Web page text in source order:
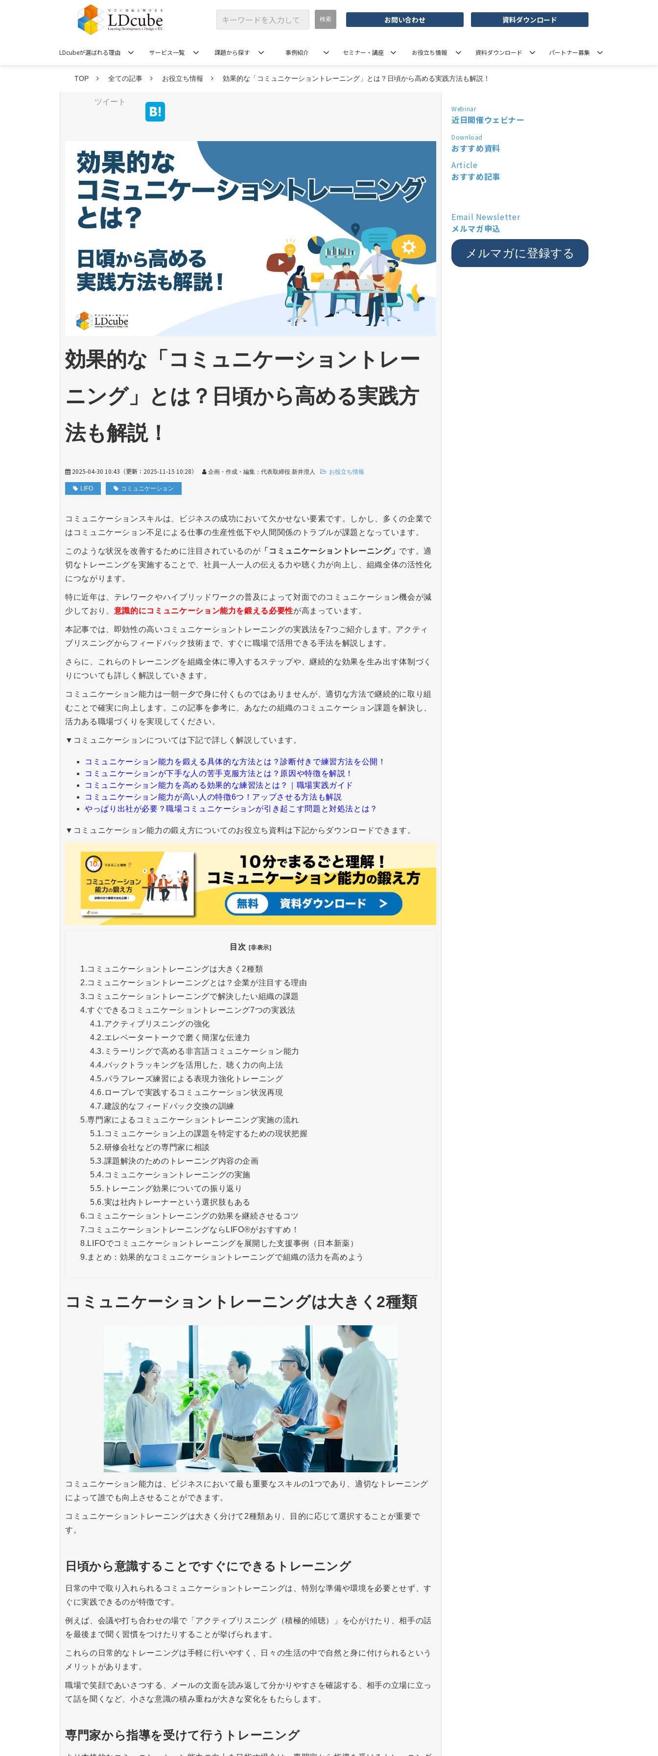
お問い合わせ 資料ダウンロード
LDcubeが選ばれる理由 サービス一覧 課題から探す 事例紹介 セミナー・講座 お役立ち情報 資料ダウンロード パートナー募集
TOP 全ての記事 お役立ち情報 効果的な「コミュニケーショントレーニング」とは？日頃から高める実践方法も解説！
ツイート
効果的な「コミュニケーショントレー
ニング」とは？日頃から高める実践方
法も解説！
2025-04-30 10:43 （更新： 2025-11-15 10:28） 企画・作成・編集：代表取締役 新井澄人 お役立ち情報
LIFO コミュニケーション
コミュニケーションスキルは、ビジネスの成功において欠かせない要素です。しかし、多くの企業で
はコミュニケーション不足による仕事の生産性低下や人間関係のトラブルが課題となっています。
このような状況を改善するために注目されているのが 「コミュニケーショントレーニング」 です。適
切なトレーニングを実施することで、社員一人一人の伝える力や聴く力が向上し、組織全体の活性化
につながります。
特に近年は、テレワークやハイブリッドワークの普及によって対面でのコミュニケーション機会が減
少しており、 意識的にコミュニケーション能力を鍛える必要性が高まっています。
本記事では、即効性の高いコミュニケーショントレーニングの実践法を7つご紹介します。アクティ
ブリスニングからフィードバック技術まで、すぐに職場で活用できる手法を解説します。
さらに、これらのトレーニングを組織全体に導入するステップや、継続的な効果を生み出す体制づく
りについても詳しく解説していきます。
コミュニケーション能力は一朝一夕で身に付くものではありませんが、適切な方法で継続的に取り組
むことで確実に向上します。この記事を参考に、あなたの組織のコミュニケーション課題を解決し、
活力ある職場づくりを実現してください。
▼コミュニケーションについては下記で詳しく解説しています。
コミュニケーション能力を鍛える具体的な方法とは？診断付きで練習方法を公開！
コミュニケーションが下手な人の苦手克服方法とは？原因や特徴を解説！
コミュニケーション能力を高める効果的な練習法とは？｜職場実践ガイド
コミュニケーション能力が高い人の特徴6つ！アップさせる方法も解説
やっぱり出社が必要？職場コミュニケーションが引き起こす問題と対処法とは？
▼コミュニケーション能力の鍛え方についてのお役立ち資料は下記からダウンロードできます。
目次 [非表示]
1.コミュニケーショントレーニングは大きく2種類
2.コミュニケーショントレーニングとは？企業が注目する理由
3.コミュニケーショントレーニングで解決したい組織の課題
4.すぐできるコミュニケーショントレーニング7つの実践法
4.1.アクティブリスニングの強化
4.2.エレベータートークで磨く簡潔な伝達力
4.3. ミラーリングで高める非言語コミュニケーション能力
4.4.バックトラッキングを活用した、聴く力の向上法
4.5.パラフレーズ練習による表現力強化トレーニング
4.6. ロープレで実践するコミュニケーション状況再現
4.7.建設的なフィードバック交換の訓練
5.専門家によるコミュニケーショントレーニング実施の流れ
5.1. コミュニケーション上の課題を特定するための現状把握
5.2.研修会社などの専門家に相談
5.3.課題解決のためのトレーニング内容の企画
5.4. コミュニケーショントレーニングの実施
5.5. トレーニング効果についての振り返り
5.6.実は社内トレーナーという選択肢もある
6.コミュニケーショントレーニングの効果を継続させるコツ
7.コミュニケーショントレーニングならLIFO®がおすすめ！
8.LIFOでコミュニケーショントレーニングを展開した支援事例（日本新薬）
9. まとめ：効果的なコミュニケーショントレーニングで組織の活力を高めよう
コミュニケーショントレーニングは大きく2種類
コミュニケーション能力は、ビジネスにおいて最も重要なスキルの1つであり、適切なトレーニング
によって誰でも向上させることができます。
コミュニケーショントレーニングは大きく分けて2種類あり、目的に応じて選択することが重要で
す。
日頃から意識することですぐにできるトレーニング
日常の中で取り入れられるコミュニケーショントレーニングは、特別な準備や環境を必要とせず、す
ぐに実践できるのが特徴です。
例えば、会議や打ち合わせの場で「アクティブリスニング（積極的傾聴）」を心がけたり、相手の話
を最後まで聞く習慣をつけたりすることが挙げられます。
これらの日常的なトレーニングは手軽に行いやすく、日々の生活の中で自然と身に付けられるという
メリットがあります。
職場で笑顔であいさつする、メールの文面を読み返して分かりやすさを確認する、相手の立場に立っ
て話を聞くなど、小さな意識の積み重ねが大きな変化をもたらします。
専門家から指導を受けて行うトレーニング
Webinar
近日開催ウェビナー
Download
おすすめ資料
Article
おすすめ記事
Email Newsletter
メルマガ申込
メルマガに登録する